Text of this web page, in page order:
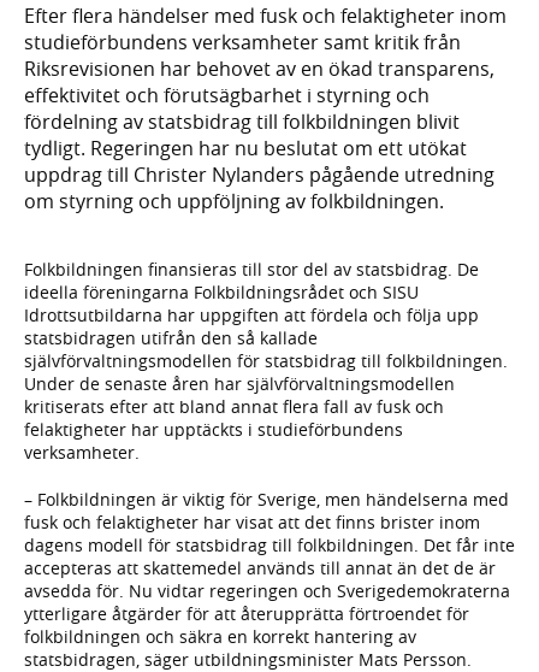
Efter flera händelser med fusk och felaktigheter inom
studieförbundens verksamheter samt kritik från
Riksrevisionen har behovet av en ökad transparens,
effektivitet och förutsägbarhet i styrning och
fördelning av statsbidrag till folkbildningen blivit
tydligt. Regeringen har nu beslutat om ett utökat
uppdrag till Christer Nylanders pågående utredning
om styrning och uppföljning av folkbildningen.
Folkbildningen finansieras till stor del av statsbidrag. De
ideella föreningarna Folkbildningsrådet och SISU
Idrottsutbildarna har uppgiften att fördela och följa upp
statsbidragen utifrån den så kallade
självförvaltningsmodellen för statsbidrag till folkbildningen.
Under de senaste åren har självförvaltningsmodellen
kritiserats efter att bland annat flera fall av fusk och
felaktigheter har upptäckts i studieförbundens
verksamheter.
– Folkbildningen är viktig för Sverige, men händelserna med
fusk och felaktigheter har visat att det finns brister inom
dagens modell för statsbidrag till folkbildningen. Det får inte
accepteras att skattemedel används till annat än det de är
avsedda för. Nu vidtar regeringen och Sverigedemokraterna
ytterligare åtgärder för att återupprätta förtroendet för
folkbildningen och säkra en korrekt hantering av
statsbidragen, säger utbildningsminister Mats Persson.